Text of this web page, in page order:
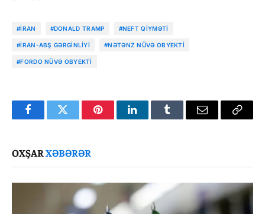
#İRAN #DONALD TRAMP #NEFT QIYMƏTI
#İRAN-ABŞ GƏRGINLIYI #NƏTƏNZ NÜVƏ OBYEKTI
#FORDO NÜVƏ OBYEKTI
FacebookTwitter PinterestLinkedInTumblr Email
Copy
OXŞARXƏBƏRƏR